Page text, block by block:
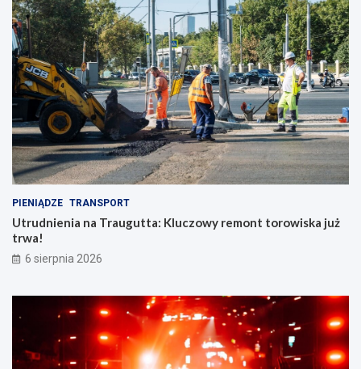
PIENIĄDZE TRANSPORT
Utrudnienia na Traugutta: Kluczowy remont torowiska już
trwa!
6 sierpnia 2026